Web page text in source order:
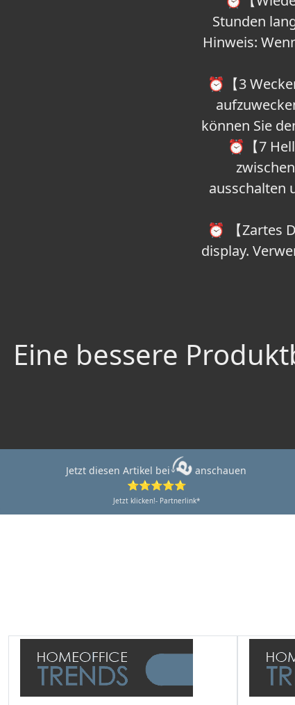
Stunden
Hinweis:
⏰【3
können Sie
⏰【7
ausschalten
⏰ 【Zartes
display.
Eine bessere
Jetzt diesen Artikel bei
anschauen
⭐⭐⭐⭐⭐
Jetzt klicken!- Partnerlink*